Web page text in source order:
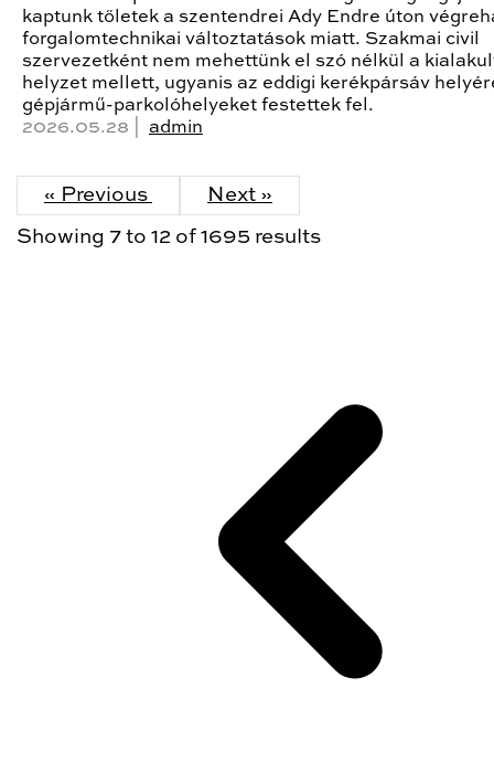
kaptunk tőletek a szentendrei Ady Endre úton
forgalomtechnikai változtatások miatt. Szakmai civil
szervezetként nem mehettünk el szó nélkül a
helyzet mellett, ugyanis az eddigi kerékpársáv
gépjármű-parkolóhelyeket festettek fel.
2026.05.28 | admin
« Previous Next »
Showing 7 to 12 of 1695 results